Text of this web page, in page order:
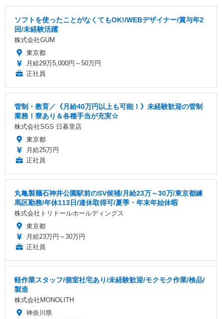
ソフトを使ったことがなくてもOK!/WEBデザイナー/賞与年2
回/未経験活躍
株式会社GUM
東京都
月給29万5,000円～50万円
正社員
管制・教育／《月給40万円以上も可能！》未経験歓迎の管制
業務！寮あり＆各種手当が充実☆
株式会社SGS 日暮里店
東京都
月給25万円
正社員
丸亀製麺石神井公園駅前のSV候補/月給23万～30万/東京都練
馬区勤務/年休113日/連休取得可/夏季・年末年始休暇
株式会社トリドールホールディングス
東京都
月給23万円～30万円
正社員
軽作業スタッフ/個室社宅あり/未経験歓迎/モクモク作業/検品/
製造
株式会社MONOLITH
神奈川県